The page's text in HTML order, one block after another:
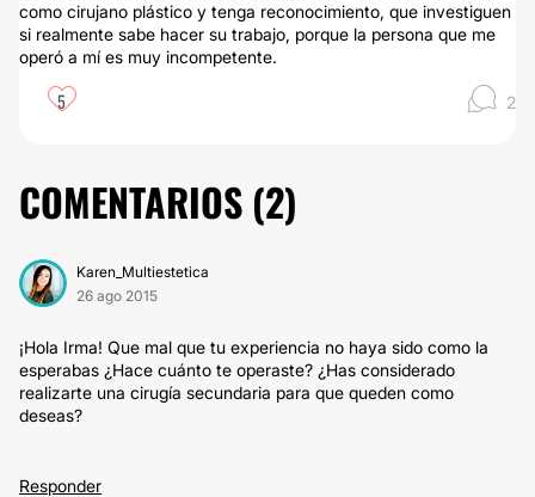
como cirujano plástico y tenga reconocimiento, que investiguen
si realmente sabe hacer su trabajo, porque la persona que me
operó a mí es muy incompetente.
5 2
COMENTARIOS (2)
Karen_Multiestetica
26 ago 2015
¡Hola Irma! Que mal que tu experiencia no haya sido como la
esperabas ¿Hace cuánto te operaste? ¿Has considerado
realizarte una cirugía secundaria para que queden como
deseas?
Responder